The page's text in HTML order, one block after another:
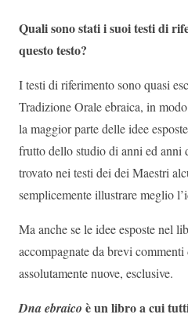
Quali sono stati i suoi testi di
questo testo?
I testi di riferimento sono quasi
Tradizione Orale ebraica, in
la maggior parte delle idee
frutto dello studio di anni ed anni
trovato nei testi dei dei Maestri
semplicemente illustrare meglio
Ma anche se le idee esposte nel
accompagnate da brevi
assolutamente nuove, esclusive.
Dna ebraico è un libro a cui